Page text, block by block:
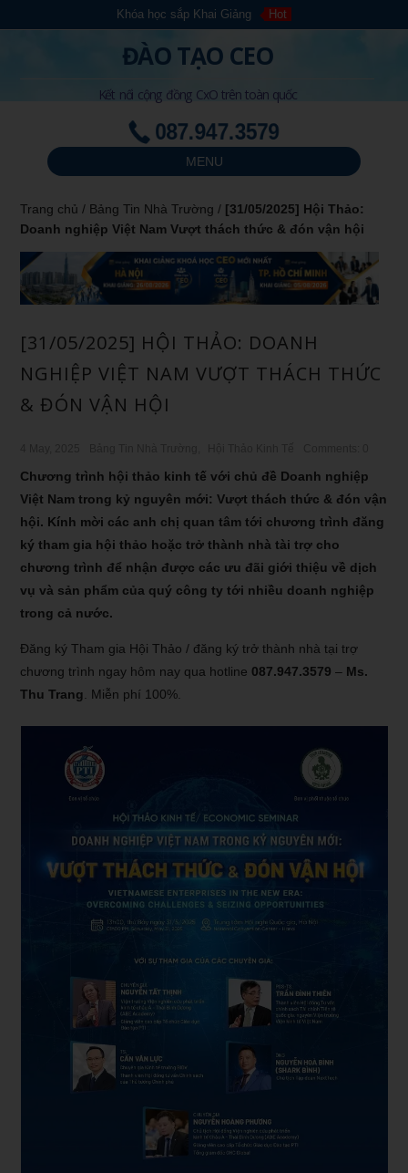
Khóa học sắp Khai Giảng Hot
ĐÀO TẠO CEO
Kết nối cộng đồng CxO trên toàn quốc
087.947.3579
MENU
Trang chủ / Bảng Tin Nhà Trường / [31/05/2025] Hội Thảo:
Doanh nghiệp Việt Nam Vượt thách thức & đón vận hội
[31/05/2025] HỘI THẢO: DOANH
NGHIỆP VIỆT NAM VƯỢT THÁCH THỨC
& ĐÓN VẬN HỘI
Chương trình hội thảo kinh tế với chủ đề Doanh nghiệp
Việt Nam trong kỷ nguyên mới: Vượt thách thức & đón vận
hội. Kính mời các anh chị quan tâm tới chương trình đăng
ký tham gia hội thảo hoặc trở thành nhà tài trợ cho
chương trình để nhận được các ưu đãi giới thiệu về dịch
vụ và sản phẩm của quý công ty tới nhiều doanh nghiệp
trong cả nước.
Đăng ký Tham gia Hội Thảo / đăng ký trở thành nhà tại trợ
chương trình ngay hôm nay qua hotline 087.947.3579 – Ms.
Thu Trang. Miễn phí 100%.